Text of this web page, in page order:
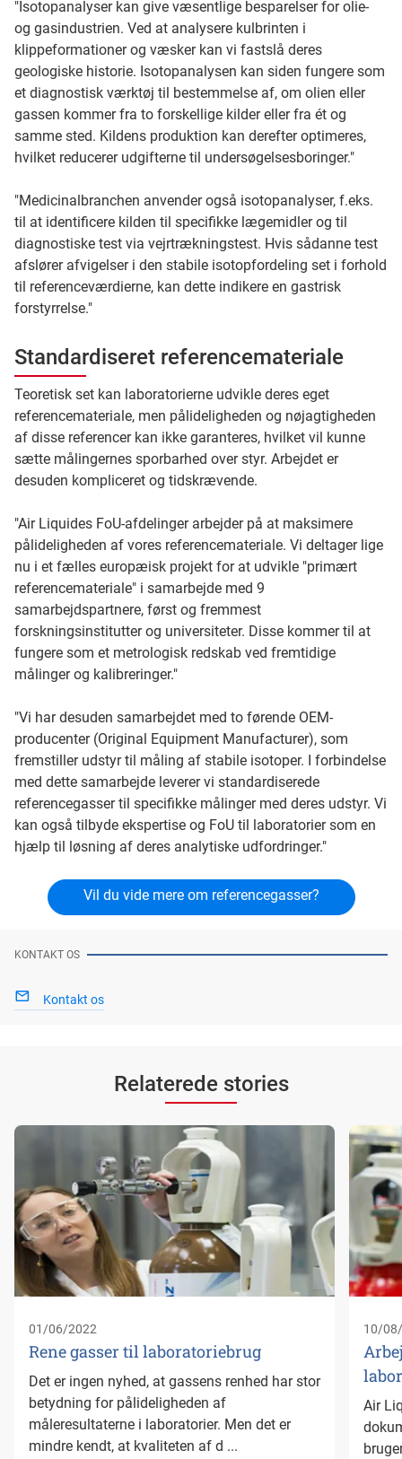
"Isotopanalyser kan give væsentlige besparelser for olie-
og gasindustrien. Ved at analysere kulbrinten i
klippeformationer og væsker kan vi fastslå deres
geologiske historie. Isotopanalysen kan siden fungere som
et diagnostisk værktøj til bestemmelse af, om olien eller
gassen kommer fra to forskellige kilder eller fra ét og
samme sted. Kildens produktion kan derefter optimeres,
hvilket reducerer udgifterne til undersøgelsesboringer."
"Medicinalbranchen anvender også isotopanalyser, f.eks.
til at identificere kilden til specifikke lægemidler og til
diagnostiske test via vejrtrækningstest. Hvis sådanne test
afslører afvigelser i den stabile isotopfordeling set i forhold
til referenceværdierne, kan dette indikere en gastrisk
forstyrrelse."
Standardiseret referencemateriale
Teoretisk set kan laboratorierne udvikle deres eget
referencemateriale, men pålideligheden og nøjagtigheden
af disse referencer kan ikke garanteres, hvilket vil kunne
sætte målingernes sporbarhed over styr. Arbejdet er
desuden kompliceret og tidskrævende.
"Air Liquides FoU-afdelinger arbejder på at maksimere
pålideligheden af vores referencemateriale. Vi deltager lige
nu i et fælles europæisk projekt for at udvikle "primært
referencemateriale" i samarbejde med 9
samarbejdspartnere, først og fremmest
forskningsinstitutter og universiteter. Disse kommer til at
fungere som et metrologisk redskab ved fremtidige
målinger og kalibreringer."
"Vi har desuden samarbejdet med to førende OEM-
producenter (Original Equipment Manufacturer), som
fremstiller udstyr til måling af stabile isotoper. I forbindelse
med dette samarbejde leverer vi standardiserede
referencegasser til specifikke målinger med deres udstyr. Vi
kan også tilbyde ekspertise og FoU til laboratorier som en
hjælp til løsning af deres analytiske udfordringer."
Vil du vide mere om referencegasser?
KONTAKT OS
Kontakt os
Relaterede stories
01/06/2022
Rene gasser til laboratoriebrug
Det er ingen nyhed, at gassens renhed har stor
betydning for pålideligheden af
måleresultaterne i laboratorier. Men det er
mindre kendt, at kvaliteten af d ...
10/
Air